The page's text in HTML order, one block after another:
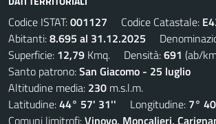
Codice ISTAT:001127 Codice Catastale:
Abitanti:8.695 al 31.12.2025
Superficie: 12,79 Kmq. Densità:691 (ab/
Santo patrono:San Giacomo - 25 luglio
Altitudine media: 230 m.s.l.m.
Latitudine:44° 57' 31'' Longitudine: 7°
Comuni limitrofi:Vinovo, Moncalieri,